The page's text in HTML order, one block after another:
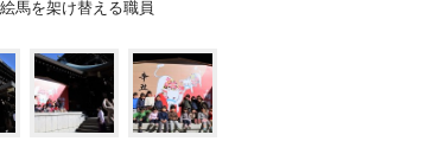
馬を架け替える職員